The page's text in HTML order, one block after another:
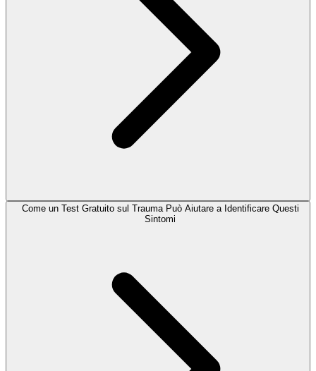
Come un Test Gratuito sul Trauma Può Aiutare a Identificare Questi
Sintomi